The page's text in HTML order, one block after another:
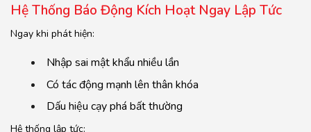
Hệ Thống Báo Động Kích Hoạt Ngay Lập Tức
Ngay khi phát hiện:
Nhập sai mật khẩu nhiều lần
Có tác động mạnh lên thân khóa
Dấu hiệu cạy phá bất thường
Hệ thống lập tức: